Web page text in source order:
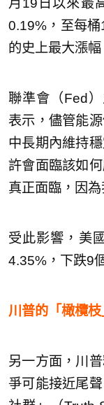
月19日以來最
0.19%，至每
的史上最大漲幅
聯準會（Fed
表示，儘管能
中長期內維持
許會面臨該如
真正面臨，因
受此影響，美
4.35%，下跌9
川普的「橄欖枝
另一方面，川
爭可能接近尾